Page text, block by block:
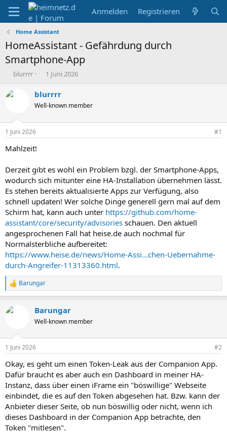
Anmelden Registrieren
Home Assistant
HomeAssistant - Gefährdung durch
Smartphone-App
E
s
e
r
blurrrr
E
s
t
e
t
1 Juni 2026
blurrrr
Well-known member
1 Juni 2026 #1
Mahlzeit!
Derzeit gibt es wohl ein Problem bzgl. der Smartphone-Apps,
wodurch sich mitunter eine HA-Installation übernehmen lässt.
Es stehen bereits aktualisierte Apps zur Verfügung, also
schnell updaten! Wer solche Dinge generell gern mal auf dem
Schirm hat, kann auch unter https://github.com/home-
assistant/core/security/advisories schauen. Den aktuell
angesprochenen Fall hat heise.de auch nochmal für
Normalsterbliche aufbereitet:
https://www.heise.de/news/Home-Assi...chen-Uebernahme-
durch-Angreifer-11313360.html.
R
e
k
e
:
Barungar
Barungar
Well-known member
1 Juni 2026 #2
Okay, es geht um einen Token-Leak aus der Companion App.
Dafür braucht es aber auch ein Dashboard in meiner HA-
Instanz, dass über einen iFrame ein "böswillige" Webseite
einbindet, die es auf den Token abgesehen hat. Bzw. kann der
Anbieter dieser Seite, ob nun böswillig oder nicht, wenn ich
dieses Dashboard in der Companion App betrachte, den
Token "mitlesen".